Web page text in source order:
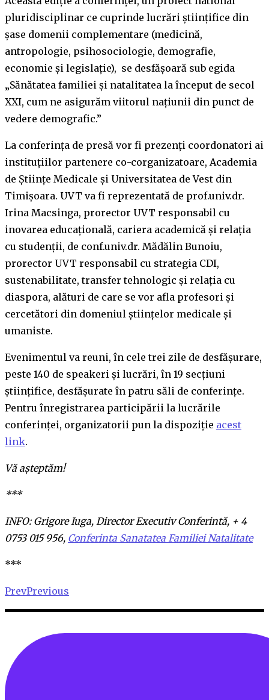
pluridisciplinar ce cuprinde lucrări științifice din
șase domenii complementare (medicină,
antropologie, psihosociologie, demografie,
economie și legislație), se desfășoară sub egida
„Sănătatea familiei și natalitatea la început de secol
XXI, cum ne asigurăm viitorul națiunii din punct de
vedere demografic.”
La conferința de presă vor fi prezenți coordonatori ai
instituțiilor partenere co-corganizatoare, Academia
de Științe Medicale și Universitatea de Vest din
Timișoara. UVT va fi reprezentată de prof.univ.dr.
Irina Macsinga, prorector UVT responsabil cu
inovarea educațională, cariera academică și relația
cu studenții, de conf.univ.dr. Mădălin Bunoiu,
prorector UVT responsabil cu strategia CDI,
sustenabilitate, transfer tehnologic și relația cu
diaspora, alături de care se vor afla profesori și
cercetători din domeniul științelor medicale și
umaniste.
Evenimentul va reuni, în cele trei zile de desfășurare,
peste 140 de speakeri și lucrări, în 19 secțiuni
științifice, desfășurate în patru săli de conferințe.
Pentru înregistrarea participării la lucrările
conferinței, organizatorii pun la dispoziție acest
link.
Vă așteptăm!
***
INFO: Grigore Iuga, Director Executiv Conferintă, + 4
0753 015 956, Conferinta Sanatatea Familiei Natalitate
***
PrevPrevious